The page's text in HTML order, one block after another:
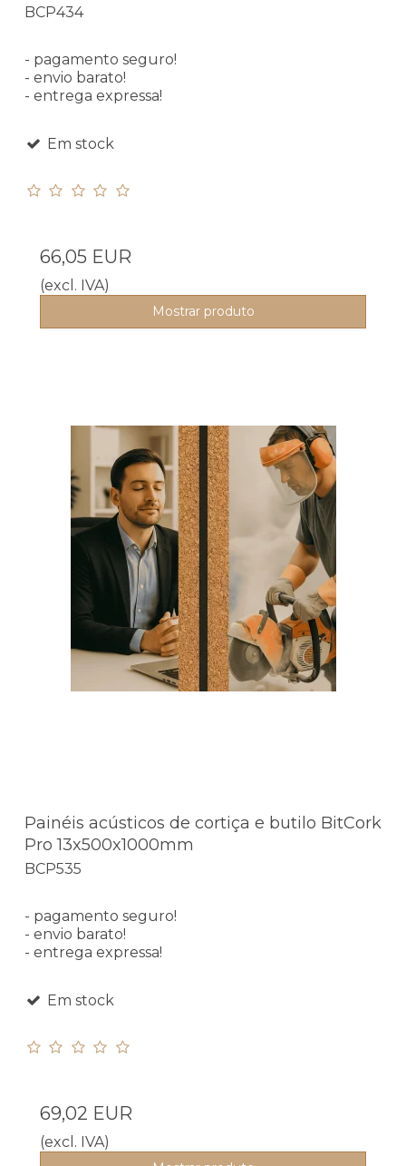
BCP434
- pagamento seguro!
- envio barato!
- entrega expressa!
Em stock
66,05 EUR
(excl. IVA)
Mostrar produto
Painéis acústicos de cortiça e butilo BitCork
Pro 13x500x1000mm
BCP535
- pagamento seguro!
- envio barato!
- entrega expressa!
Em stock
69,02 EUR
(excl. IVA)